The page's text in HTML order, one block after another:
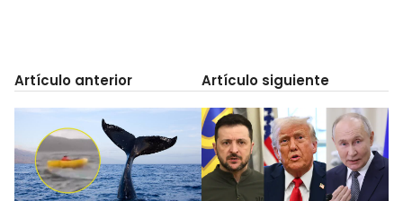
Artículo anterior Artículo siguiente